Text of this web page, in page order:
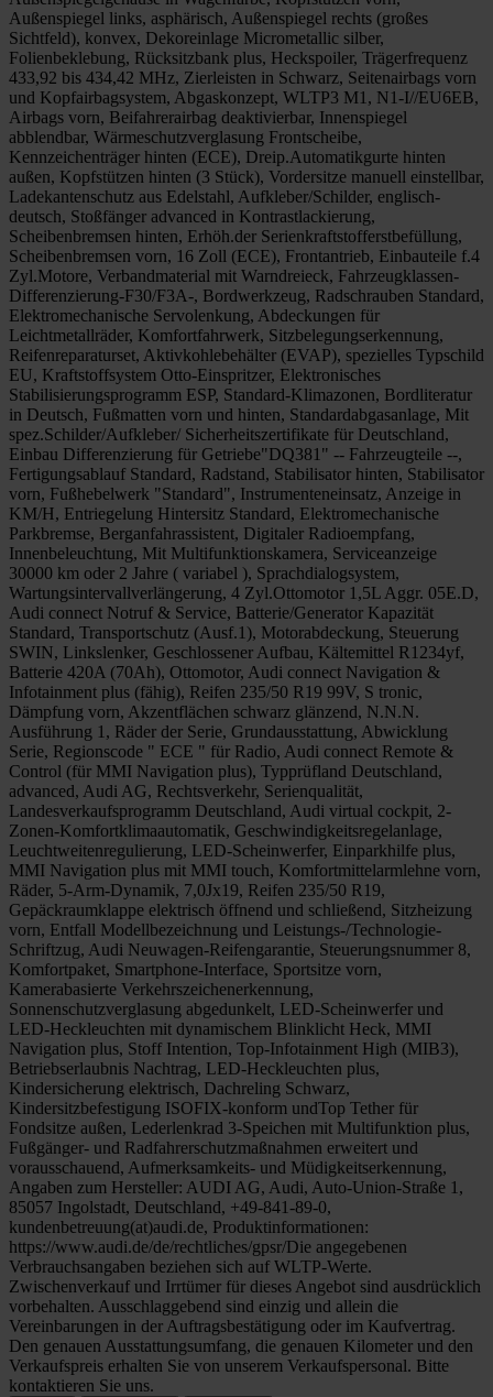
Außenspiegel links, asphärisch, Außenspiegel rechts (großes
Sichtfeld), konvex, Dekoreinlage Micrometallic silber,
Folienbeklebung, Rücksitzbank plus, Heckspoiler, Trägerfrequenz
433,92 bis 434,42 MHz, Zierleisten in Schwarz, Seitenairbags vorn
und Kopfairbagsystem, Abgaskonzept, WLTP3 M1, N1-I//EU6EB,
Airbags vorn, Beifahrerairbag deaktivierbar, Innenspiegel
abblendbar, Wärmeschutzverglasung Frontscheibe,
Kennzeichenträger hinten (ECE), Dreip.Automatikgurte hinten
außen, Kopfstützen hinten (3 Stück), Vordersitze manuell einstellbar,
Ladekantenschutz aus Edelstahl, Aufkleber/Schilder, englisch-
deutsch, Stoßfänger advanced in Kontrastlackierung,
Scheibenbremsen hinten, Erhöh.der Serienkraftstofferstbefüllung,
Scheibenbremsen vorn, 16 Zoll (ECE), Frontantrieb, Einbauteile f.4
Zyl.Motore, Verbandmaterial mit Warndreieck, Fahrzeugklassen-
Differenzierung-F30/F3A-, Bordwerkzeug, Radschrauben Standard,
Elektromechanische Servolenkung, Abdeckungen für
Leichtmetallräder, Komfortfahrwerk, Sitzbelegungserkennung,
Reifenreparaturset, Aktivkohlebehälter (EVAP), spezielles Typschild
EU, Kraftstoffsystem Otto-Einspritzer, Elektronisches
Stabilisierungsprogramm ESP, Standard-Klimazonen, Bordliteratur
in Deutsch, Fußmatten vorn und hinten, Standardabgasanlage, Mit
spez.Schilder/Aufkleber/ Sicherheitszertifikate für Deutschland,
Einbau Differenzierung für Getriebe"DQ381" -- Fahrzeugteile --,
Fertigungsablauf Standard, Radstand, Stabilisator hinten, Stabilisator
vorn, Fußhebelwerk "Standard", Instrumenteneinsatz, Anzeige in
KM/H, Entriegelung Hintersitz Standard, Elektromechanische
Parkbremse, Berganfahrassistent, Digitaler Radioempfang,
Innenbeleuchtung, Mit Multifunktionskamera, Serviceanzeige
30000 km oder 2 Jahre ( variabel ), Sprachdialogsystem,
Wartungsintervallverlängerung, 4 Zyl.Ottomotor 1,5L Aggr. 05E.D,
Audi connect Notruf & Service, Batterie/Generator Kapazität
Standard, Transportschutz (Ausf.1), Motorabdeckung, Steuerung
SWIN, Linkslenker, Geschlossener Aufbau, Kältemittel R1234yf,
Batterie 420A (70Ah), Ottomotor, Audi connect Navigation &
Infotainment plus (fähig), Reifen 235/50 R19 99V, S tronic,
Dämpfung vorn, Akzentflächen schwarz glänzend, N.N.N.
Ausführung 1, Räder der Serie, Grundausstattung, Abwicklung
Serie, Regionscode " ECE " für Radio, Audi connect Remote &
Control (für MMI Navigation plus), Typprüfland Deutschland,
advanced, Audi AG, Rechtsverkehr, Serienqualität,
Landesverkaufsprogramm Deutschland, Audi virtual cockpit, 2-
Zonen-Komfortklimaautomatik, Geschwindigkeitsregelanlage,
Leuchtweitenregulierung, LED-Scheinwerfer, Einparkhilfe plus,
MMI Navigation plus mit MMI touch, Komfortmittelarmlehne vorn,
Räder, 5-Arm-Dynamik, 7,0Jx19, Reifen 235/50 R19,
Gepäckraumklappe elektrisch öffnend und schließend, Sitzheizung
vorn, Entfall Modellbezeichnung und Leistungs-/Technologie-
Schriftzug, Audi Neuwagen-Reifengarantie, Steuerungsnummer 8,
Komfortpaket, Smartphone-Interface, Sportsitze vorn,
Kamerabasierte Verkehrszeichenerkennung,
Sonnenschutzverglasung abgedunkelt, LED-Scheinwerfer und
LED-Heckleuchten mit dynamischem Blinklicht Heck, MMI
Navigation plus, Stoff Intention, Top-Infotainment High (MIB3),
Betriebserlaubnis Nachtrag, LED-Heckleuchten plus,
Kindersicherung elektrisch, Dachreling Schwarz,
Kindersitzbefestigung ISOFIX-konform undTop Tether für
Fondsitze außen, Lederlenkrad 3-Speichen mit Multifunktion plus,
Fußgänger- und Radfahrerschutzmaßnahmen erweitert und
vorausschauend, Aufmerksamkeits- und Müdigkeitserkennung,
Angaben zum Hersteller: AUDI AG, Audi, Auto-Union-Straße 1,
85057 Ingolstadt, Deutschland, +49-841-89-0,
kundenbetreuung(at)audi.de, Produktinformationen:
https://www.audi.de/de/rechtliches/gpsr/Die angegebenen
Verbrauchsangaben beziehen sich auf WLTP-Werte.
Zwischenverkauf und Irrtümer für dieses Angebot sind ausdrücklich
vorbehalten. Ausschlaggebend sind einzig und allein die
Vereinbarungen in der Auftragsbestätigung oder im Kaufvertrag.
Den genauen Ausstattungsumfang, die genauen Kilometer und den
Verkaufspreis erhalten Sie von unserem Verkaufspersonal. Bitte
kontaktieren Sie uns.